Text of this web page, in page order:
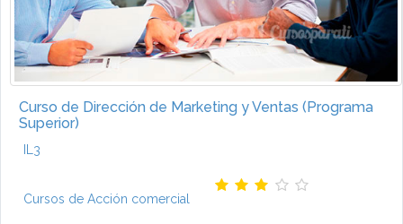
Curso de Dirección de Marketing y Ventas (Programa
Superior)
IL3
Cursos de Acción comercial